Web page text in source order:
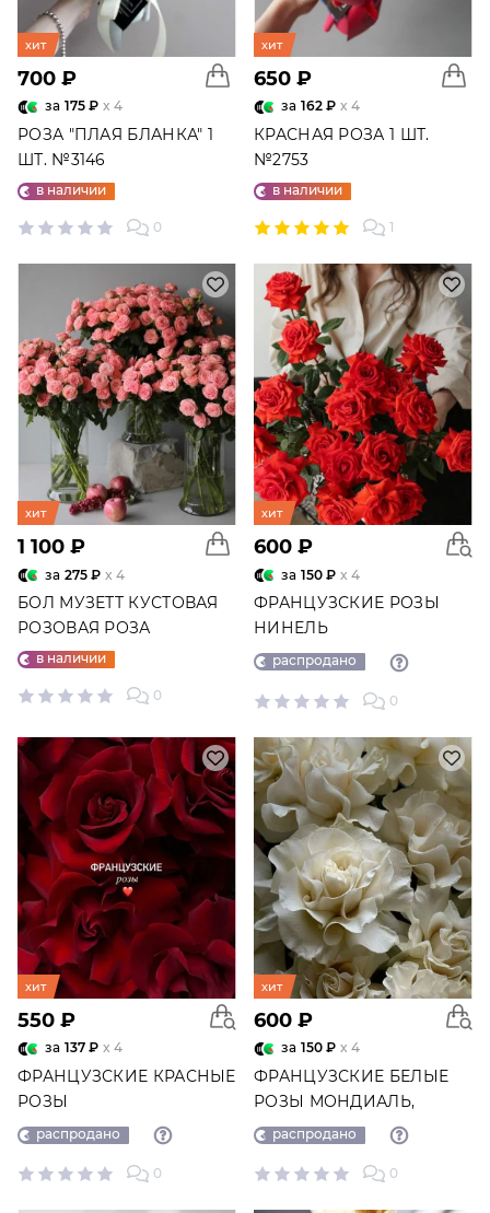
хит
700 ₽
за 175 ₽ x 4
РОЗА "ПЛАЯ БЛАНКА" 1
ШТ. №3146
в наличии
0
хит
650 ₽
за 162 ₽ x 4
КРАСНАЯ РОЗА 1 ШТ.
№2753
в наличии
1
хит
1 100 ₽
за 275 ₽ x 4
БОЛ МУЗЕТТ КУСТОВАЯ
РОЗОВАЯ РОЗА
в наличии
0
хит
600 ₽
за 150 ₽ x 4
ФРАНЦУЗСКИЕ РОЗЫ
НИНЕЛЬ
распродано
0
хит
550 ₽
за 137 ₽ x 4
ФРАНЦУЗСКИЕ КРАСНЫЕ
РОЗЫ
распродано
0
хит
600 ₽
за 150 ₽ x 4
ФРАНЦУЗСКИЕ БЕЛЫЕ
РОЗЫ МОНДИАЛЬ,
ПОШТУЧНО
распродано
0